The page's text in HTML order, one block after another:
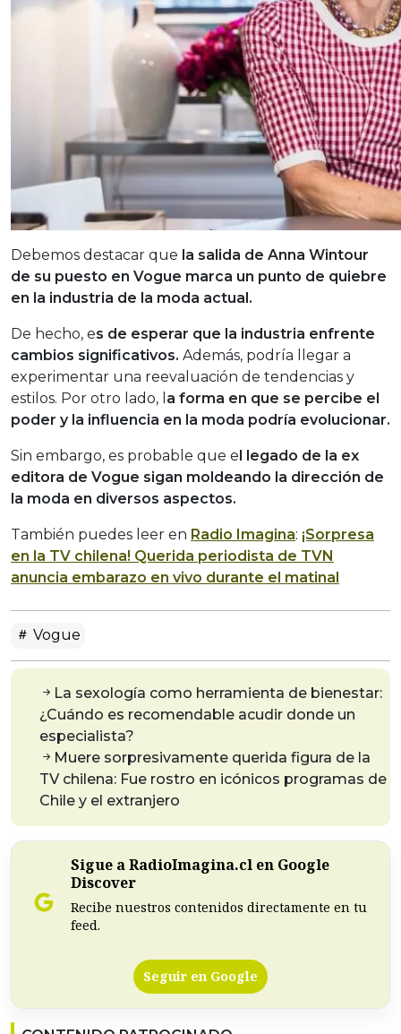
Debemos destacar que la salida de Anna Wintour
de su puesto en Vogue marca un punto de quiebre
en la industria de la moda actual.
De hecho, es de esperar que la industria enfrente
cambios significativos. Además, podría llegar a
experimentar una reevaluación de tendencias y
estilos. Por otro lado, l a forma en que se percibe el
poder y la influencia en la moda podría evolucionar.
Sin embargo, es probable que e l legado de la ex
editora de Vogue sigan moldeando la dirección de
la moda en diversos aspectos.
También puedes leer en Radio Imagina: ¡Sorpresa
en la TV chilena! Querida periodista de TVN
anuncia embarazo en vivo durante el matinal
Vogue
La sexología como herramienta de bienestar:
¿Cuándo es recomendable acudir donde un
especialista?
Muere sorpresivamente querida figura de la
TV chilena: Fue rostro en icónicos programas de
Chile y el extranjero
Sigue a RadioImagina.cl en Google
Discover
Recibe nuestros contenidos directamente en tu
feed.
Seguir en Google